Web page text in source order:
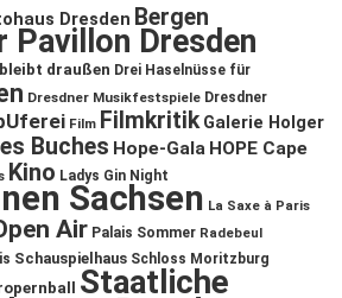
Dresden Bergen
Pavillon Dresden
draußen Drei Haselnüsse für
Dresdner Musikfestspiele Dresdner
Film Filmkritik Galerie Holger
Buches Hope-Gala HOPE Cape
Kino Ladys Gin Night
Sachsen La Saxe à Paris
Air Palais Sommer Radebeul
Schauspielhaus Schloss Moritzburg
Staatliche